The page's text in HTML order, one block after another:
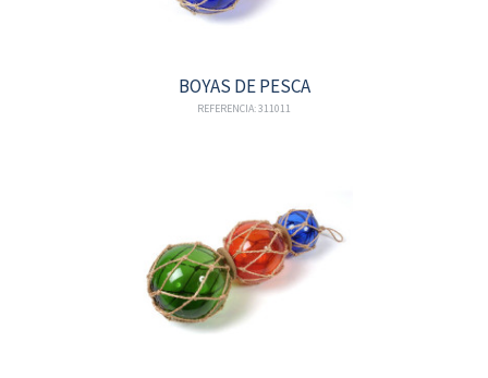
BOYAS DE PESCA
REFERENCIA: 311011